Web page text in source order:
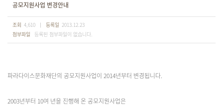
공모지원사업 변경안내
첨부파일 등록된 첨부파일이 없습니다.
조회 4,610 등록일 2013.12.23
파라다이스문화재단의 공모지원사업이 2014년부터 변경됩니다.
2003년부터 10여 년을 진행해 온 공모지원사업은